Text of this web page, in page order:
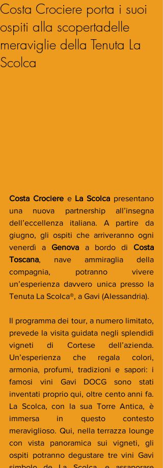
Costa Crociere porta i suoi
ospiti alla scopertadelle
meraviglie della Tenuta La
Scolca
Costa Crociere e La Scolca presentano
una nuova partnership all’insegna
dell’eccellenza italiana. A partire da
giugno, gli ospiti che arriveranno ogni
venerdì a Genova a bordo di Costa
Toscana, nave ammiraglia della
compagnia, potranno vivere
un’esperienza davvero unica presso la
Tenuta La Scolca®, a Gavi (Alessandria).
Il programma dei tour, a numero limitato,
prevede la visita guidata negli splendidi
vigneti di Cortese dell’azienda.
Un’esperienza che regala colori,
armonia, profumi, tradizioni e sapori: i
famosi vini Gavi DOCG sono stati
inventati proprio qui, oltre cento anni fa.
La Scolca, con la sua Torre Antica, è
immersa in questo contesto
meraviglioso. Qui, nella terrazza lounge
con vista panoramica sui vigneti, gli
ospiti potranno degustare tre vini Gavi